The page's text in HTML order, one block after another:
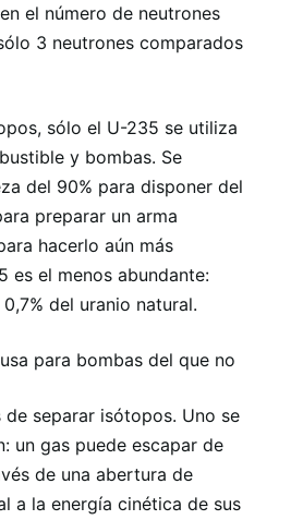
el número de neutrones
3 neutrones comparados
sólo el U-235 se utiliza
y bombas. Se
del 90% para disponer del
preparar un arma
hacerlo aún más
es el menos abundante:
del uranio natural.
para bombas del que no
separar isótopos. Uno se
un gas puede escapar de
de una abertura de
a la energía cinética de sus